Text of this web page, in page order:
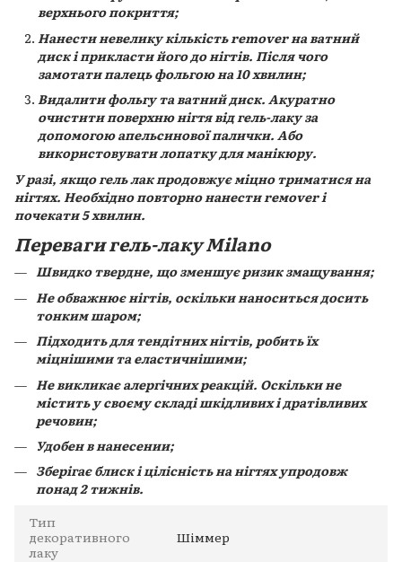
верхнього покриття;
Нанести невелику кількість remover на ватний
диск і прикласти його до нігтів. Після чого
замотати палець фольгою на 10 хвилин;
Видалити фольгу та ватний диск. Акуратно
очистити поверхню нігтя від гель-лаку за
допомогою апельсинової палички. Або
використовувати лопатку для манікюру.
У разі, якщо гель лак продовжує міцно триматися на
нігтях. Необхідно повторно нанести rемover і
почекати 5 хвилин.
Переваги гель-лакуMilano
Швидко твердне, що зменшує ризик змащування;
Не обважнює нігтів, оскільки наноситься досить
тонким шаром;
Підходить для тендітних нігтів, робить їх
міцнішими та еластичнішими;
Не викликає алергічних реакцій. Оскільки не
містить у своєму складі шкідливих і дратівливих
речовин;
Удобен в нанесении;
Зберігає блиск і цілісність на нігтях упродовж
понад 2 тижнів.
Тип
декоративного
лаку
Шіммер